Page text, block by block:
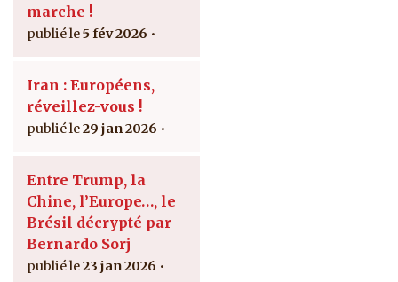
marche !
5 fév 2026
Iran : Européens,
réveillez-vous !
29 jan 2026
Entre Trump, la
Chine, l’Europe…, le
Brésil décrypté par
Bernardo Sorj
23 jan 2026